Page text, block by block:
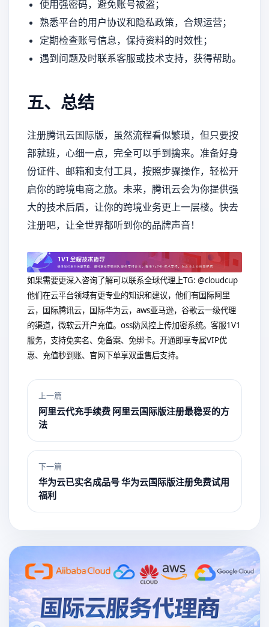
使用强密码，避免账号被盗；
熟悉平台的用户协议和隐私政策，合规运营；
定期检查账号信息，保持资料的时效性；
遇到问题及时联系客服或技术支持，获得帮助。
五、总结
注册腾讯云国际版，虽然流程看似繁琐，但只要按
部就班，心细一点，完全可以手到擒来。准备好身
份证件、邮箱和支付工具，按照步骤操作，轻松开
启你的跨境电商之旅。未来，腾讯云会为你提供强
大的技术后盾，让你的跨境业务更上一层楼。快去
注册吧，让全世界都听到你的品牌声音！
如果需要更深入咨询了解可以联系全球代理上TG: @cloudcup
他们在云平台领域有更专业的知识和建议，他们有国际阿里
云，国际腾讯云，国际华为云，aws亚马逊，谷歌云一级代理
的渠道，微软云开户充值。oss防风控上传加密系统。客服1V1
服务，支持免实名、免备案、免绑卡。开通即享专属VIP优
惠、充值秒到账、官网下单享双重售后支持。
上一篇
阿里云代充手续费 阿里云国际版注册最稳妥的方
法
下一篇
华为云已实名成品号 华为云国际版注册免费试用
福利